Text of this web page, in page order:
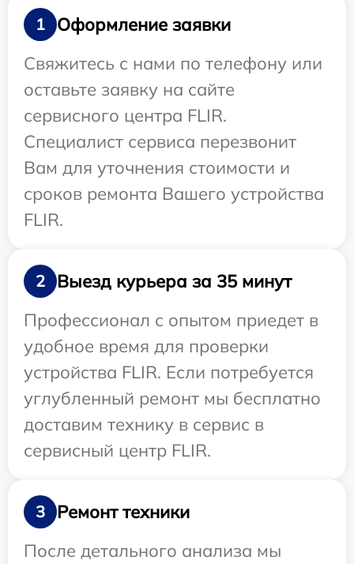
1
Оформление заявки
Свяжитесь с нами по телефону или
оставьте заявку на сайте
сервисного центра FLIR.
Специалист сервиса перезвонит
Вам для уточнения стоимости и
сроков ремонта Вашего устройства
FLIR.
2
Выезд курьера за 35 минут
Профессионал с опытом приедет в
удобное время для проверки
устройства FLIR. Если потребуется
углубленный ремонт мы бесплатно
доставим технику в сервис в
сервисный центр FLIR.
3
Ремонт техники
После детального анализа мы